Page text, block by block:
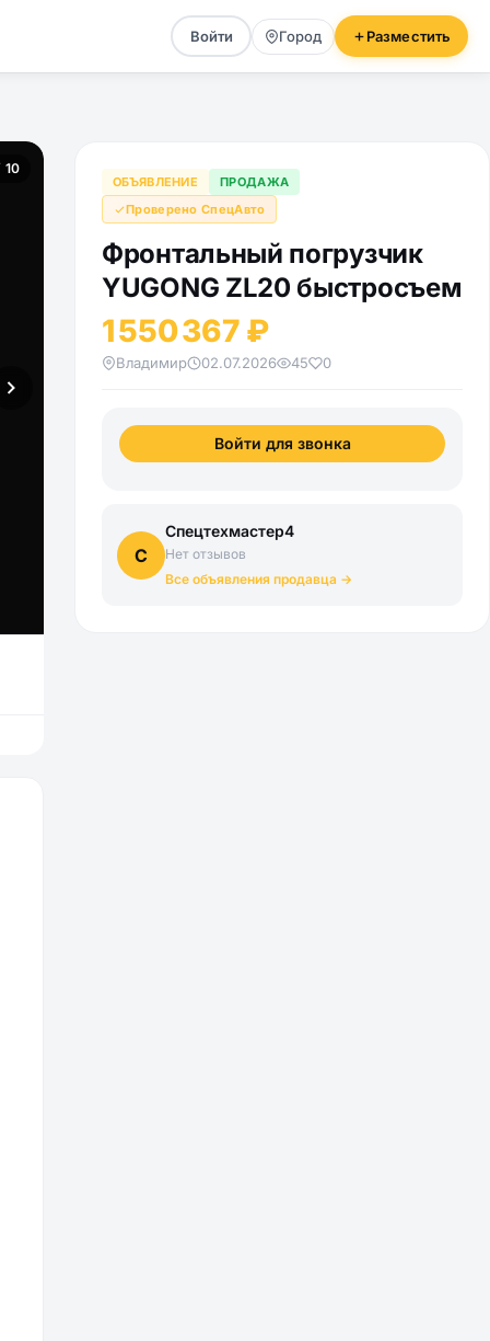
Войти Город Разместить
10
ОБЪЯВЛЕНИЕ
ПРОДАЖА
Проверено СпецАвто
Фронтальный погрузчик
YUGONG ZL20 быстросъем
1 550 367 ₽
Владимир 02.07.2026 45 0
Войти для звонка
С
Спецтехмастер4
Нет отзывов
Все объявления продавца →